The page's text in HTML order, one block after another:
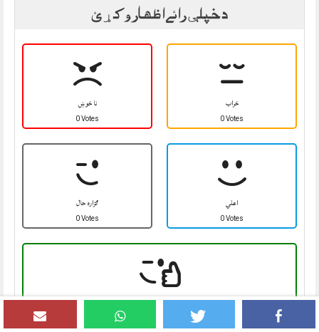
د خپلې رائے اظهار وکړئ
نا خوښ
0 Votes
خراب
0 Votes
ګزاره حال
0 Votes
اعلي
0 Votes
ډېر اعلي